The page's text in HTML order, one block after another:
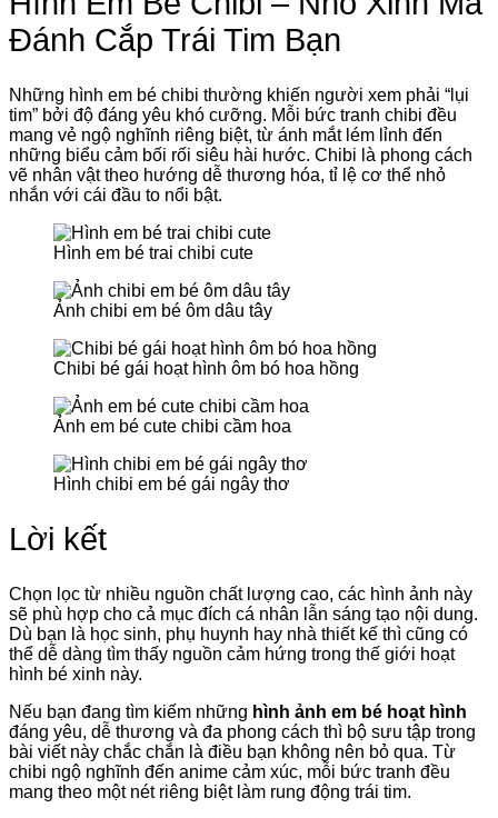
Đánh Cắp Trái Tim Bạn
Những hình em bé chibi thường khiến người xem phải “lụi
tim” bởi độ đáng yêu khó cưỡng. Mỗi bức tranh chibi đều
mang vẻ ngộ nghĩnh riêng biệt, từ ánh mắt lém lỉnh đến
những biểu cảm bối rối siêu hài hước. Chibi là phong cách
vẽ nhân vật theo hướng dễ thương hóa, tỉ lệ cơ thể nhỏ
nhắn với cái đầu to nổi bật.
Hình em bé trai chibi cute
Ảnh chibi em bé ôm dâu tây
Chibi bé gái hoạt hình ôm bó hoa hồng
Ảnh em bé cute chibi cầm hoa
Hình chibi em bé gái ngây thơ
Lời kết
Chọn lọc từ nhiều nguồn chất lượng cao, các hình ảnh này
sẽ phù hợp cho cả mục đích cá nhân lẫn sáng tạo nội dung.
Dù bạn là học sinh, phụ huynh hay nhà thiết kế thì cũng có
thể dễ dàng tìm thấy nguồn cảm hứng trong thế giới hoạt
hình bé xinh này.
Nếu bạn đang tìm kiếm những hình ảnh em bé hoạt hình
đáng yêu, dễ thương và đa phong cách thì bộ sưu tập trong
bài viết này chắc chắn là điều bạn không nên bỏ qua. Từ
chibi ngộ nghĩnh đến anime cảm xúc, mỗi bức tranh đều
mang theo một nét riêng biệt làm rung động trái tim.